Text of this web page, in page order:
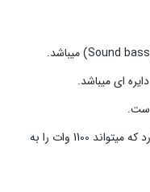
این بلندگو حداکثر توانی برابر با 2200 وات دارد که میتواند 1100 وات را به